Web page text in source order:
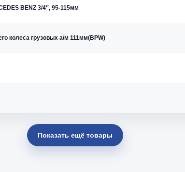
BENZ 3/4'', 95-115мм
колеса грузовых а/м 111мм(BPW)
Показать ещё товары